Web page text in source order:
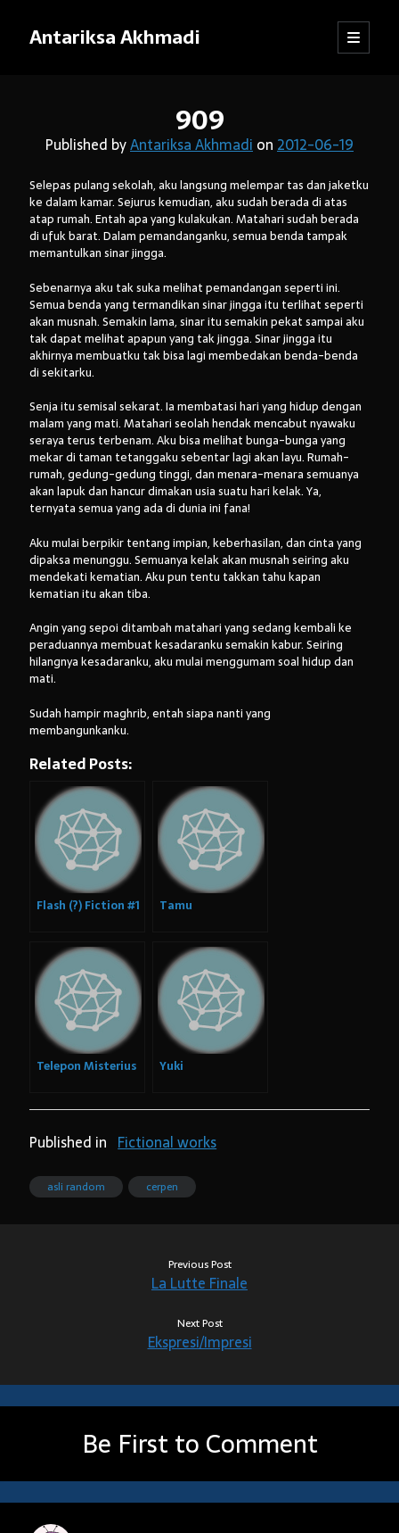
Antariksa Akhmadi
open
primary
that has to do with text, except maybe texting.
Catatan:
Blog ini adalah kumpulan tulisan yang dibuat oleh saya semenjak
SMP kelas VIII (sekarang saya sudah bekerja). Dari mula-mula menulis
blog hingga sekarang, pendapat dan pemikiran saya sudah jauh
menanggapi tulisan-tulisan yang sudah lama.
Jika ada komentar yang tidak termuat, kemungkinan besar
tanggapan itu tersangkut sistemanti-spamWordPress. Pasti akan
saya kembalikan, kok.
Arsip:
Arsip:
Search
Categories
909
Published byAntariksa Akhmadi on 2012-06-19
Selepas pulang sekolah, aku langsung melempar tas dan jaketku
ke dalam kamar. Sejurus kemudian, aku sudah berada di atas
atap rumah. Entah apa yang kulakukan. Matahari sudah berada
di ufuk barat. Dalam pemandanganku, semua benda tampak
memantulkan sinar jingga.
Sebenarnya aku tak suka melihat pemandangan seperti ini.
Semua benda yang termandikan sinar jingga itu terlihat seperti
akan musnah. Semakin lama, sinar itu semakin pekat sampai aku
tak dapat melihat apapun yang tak jingga. Sinar jingga itu
akhirnya membuatku tak bisa lagi membedakan benda-benda
di sekitarku.
Senja itu semisal sekarat. Ia membatasi hari yang hidup dengan
malam yang mati. Matahari seolah hendak mencabut nyawaku
seraya terus terbenam. Aku bisa melihat bunga-bunga yang
mekar di taman tetanggaku sebentar lagi akan layu. Rumah-
rumah, gedung-gedung tinggi, dan menara-menara semuanya
akan lapuk dan hancur dimakan usia suatu hari kelak. Ya,
ternyata semua yang ada di dunia ini fana!
Aku mulai berpikir tentang impian, keberhasilan, dan cinta yang
dipaksa menunggu. Semuanya kelak akan musnah seiring aku
mendekati kematian. Aku pun tentu takkan tahu kapan
kematian itu akan tiba.
Angin yang sepoi ditambah matahari yang sedang kembali ke
peraduannya membuat kesadaranku semakin kabur. Seiring
hilangnya kesadaranku, aku mulai menggumam soal hidup dan
mati.
Sudah hampir maghrib, entah siapa nanti yang
membangunkanku.
Related Posts:
Flash (?) Fiction #1 Tamu
Telepon Misterius Yuki
Published in Fictional works
asli random cerpen
Previous Post
La Lutte Finale
Next Post
Ekspresi/Impresi
Be First to Comment